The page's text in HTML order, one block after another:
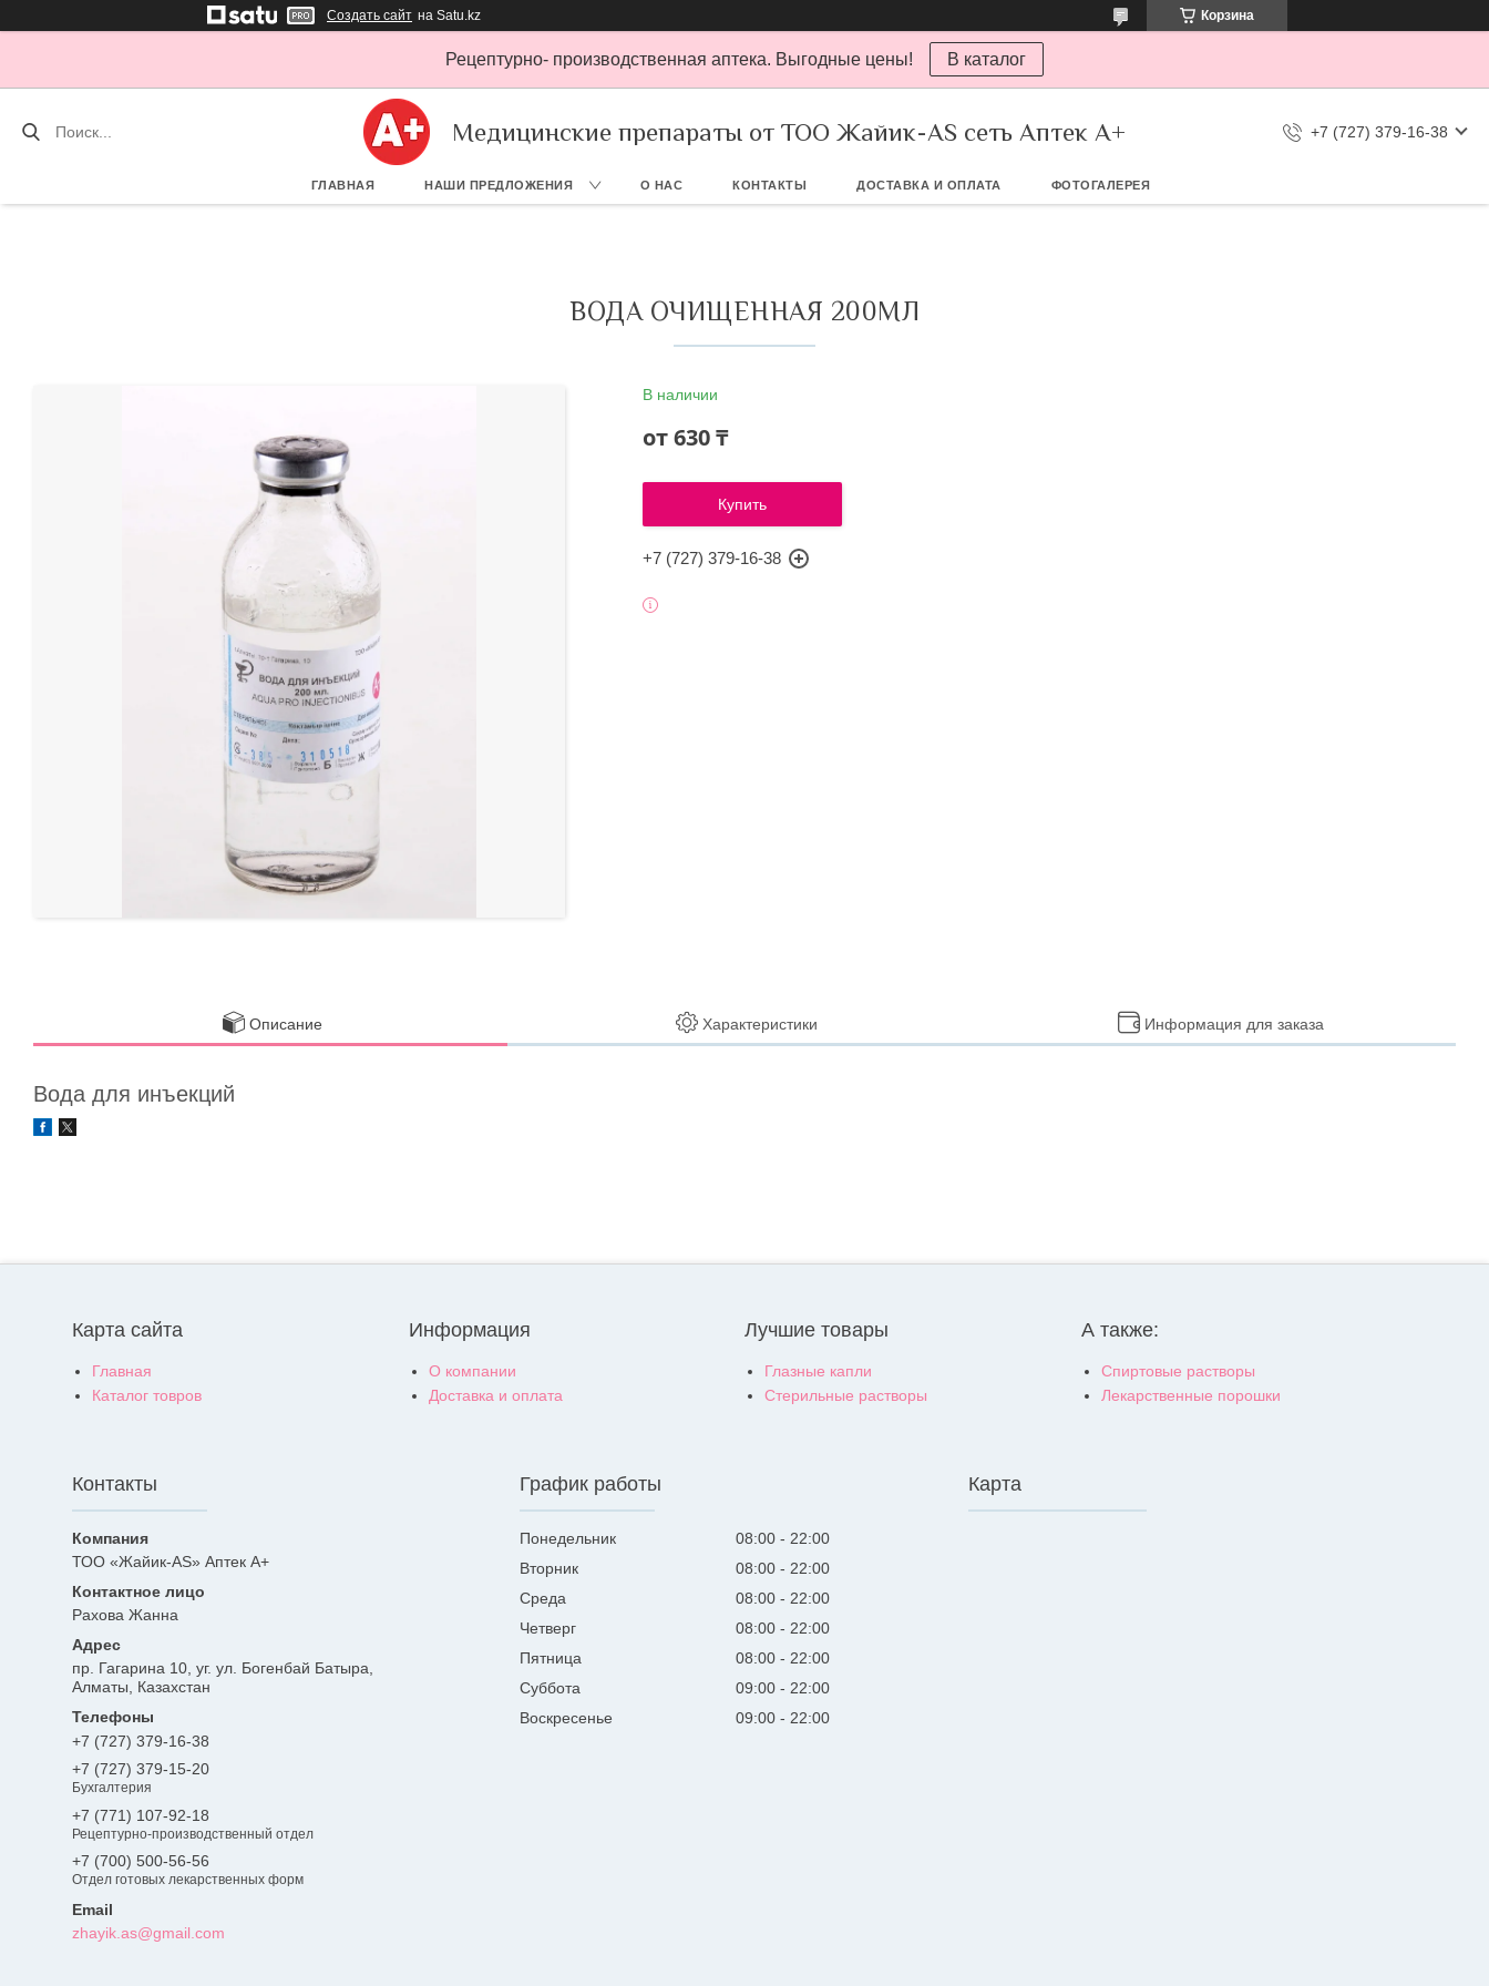
Создать сайт на Satu.kz Корзина
Рецептурно- производственная аптека. Выгодные цены! В каталог
Медицинские препараты от ТОО Жайик-AS сеть Аптек А+ +7 (727) 379-16-38
ГЛАВНАЯ НАШИ ПРЕДЛОЖЕНИЯ О НАС КОНТАКТЫ ДОСТАВКА И ОПЛАТА ФОТОГАЛЕРЕЯ
ВОДА ОЧИЩЕННАЯ 200МЛ
В наличии
от630 ₸
Купить
+7 (727) 379-16-38
Описание Характеристики Информация для заказа
Вода для инъекций
Карта сайта
Главная
Каталог товров
Информация
О компании
Доставка и оплата
Лучшие товары
Глазные капли
Стерильные растворы
А также:
Спиртовые растворы
Лекарственные порошки
Контакты
ТОО «Жайик-AS» Аптек А+
Рахова Жанна
пр. Гагарина 10, уг. ул. Богенбай Батыра,
Алматы, Казахстан
+7 (727) 379-16-38
+7 (727) 379-15-20
Бухгалтерия
+7 (771) 107-92-18
Рецептурно-производственный отдел
+7 (700) 500-56-56
Отдел готовых лекарственных форм
zhayik.as@gmail.com
График работы
Понедельник 08:00
22:00
Вторник
08:00
22:00
Среда
08:00
22:00
Четверг
08:00
22:00
Пятница
08:00
22:00
Суббота
09:00
22:00
Воскресенье
09:00 22:00
Карта